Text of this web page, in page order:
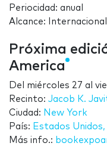
Periocidad: anual
Alcance: Internacional
Próxima
America
Del miércoles 27 al
Recinto: Jacob K.
Ciudad: New York
País: Estados Unidos,
Más info.: